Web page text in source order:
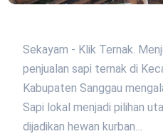
Sekayam - Klik Ternak.
penjualan sapi ternak di
Kabupaten Sanggau
Sapi lokal menjadi pilihan
dijadikan hewan kurban…